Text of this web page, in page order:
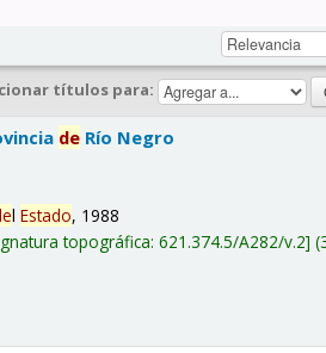
títulos para:
de Río Negro
lEstado, 1988
topográfica:621.374.5/A282/v.2